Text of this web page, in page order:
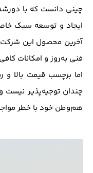
چینی دانست که با
ایجاد و توسعه سبک
آخرین محصول این شرکت
فنی به‌روز و امکانات
اما برچسب قیمت بالا و
چندان توجیه‌پذیر نیست
هم‌وطن خود با خطر